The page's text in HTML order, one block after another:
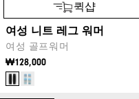
퀵샵
여성 니트 레그 워머
여성 골프워머
₩128,000